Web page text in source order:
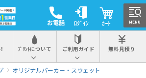
お電話 ﾛｸﾞｲﾝ ｶｰﾄ
ﾌﾟﾘﾝﾄについて ご利用ガイド 無料見積り
オリジナルパーカー・スウェット
MENU